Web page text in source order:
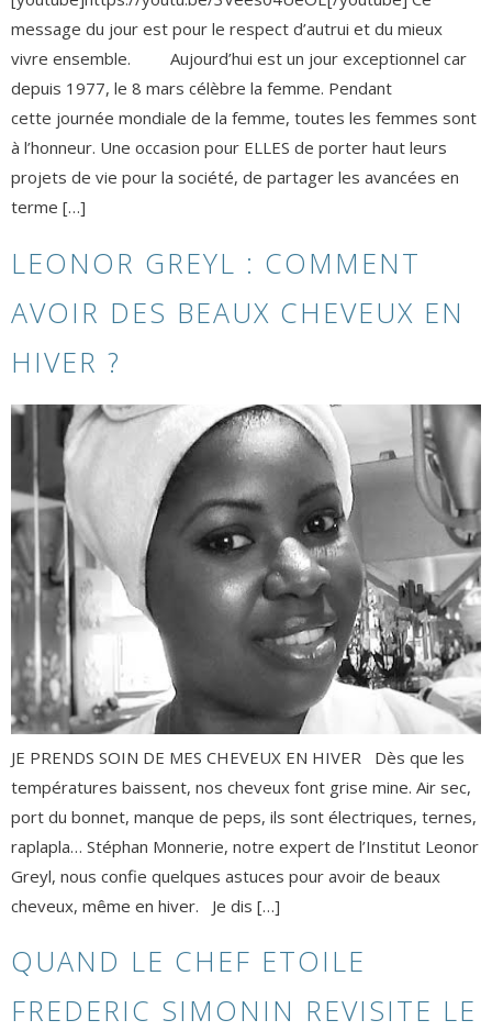
message du jour est pour le respect d’autrui et du mieux
vivre ensemble. Aujourd’hui est un jour exceptionnel car
depuis 1977, le 8 mars célèbre la femme. Pendant
cette journée mondiale de la femme, toutes les femmes sont
à l’honneur. Une occasion pour ELLES de porter haut leurs
projets de vie pour la société, de partager les avancées en
terme […]
LEONOR GREYL : COMMENT
AVOIR DES BEAUX CHEVEUX EN
HIVER ?
JE PRENDS SOIN DE MES CHEVEUX EN HIVER Dès que les
températures baissent, nos cheveux font grise mine. Air sec,
port du bonnet, manque de peps, ils sont électriques, ternes,
raplapla… Stéphan Monnerie, notre expert de l’Institut Leonor
Greyl, nous confie quelques astuces pour avoir de beaux
cheveux, même en hiver. Je dis […]
QUAND LE CHEF ETOILE
FREDERIC SIMONIN REVISITE LE